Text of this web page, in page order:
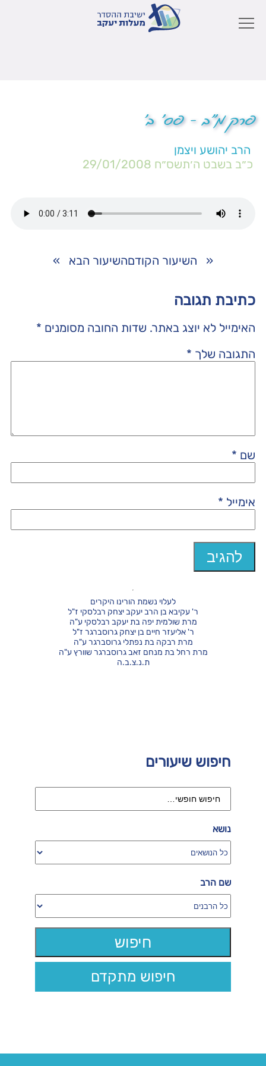
פרק מ"ב – פס' ב'
הרב יהושע ויצמן
כ״ב בשבט ה׳תשס״ח 29/01/2008
« השיעור הקודםהשיעור הבא »
כתיבת תגובה
האימייל לא יוצג באתר. שדות החובה מסומנים *
התגובה שלך *
שם *
אימייל *
חיפוש שיעורים
נושא
שם הרב
חיפוש מתקדם
לעלוי נשמת הורינו היקרים
ר' עקיבא בן הרב יעקב יצחק רבלסקי ז"ל
מרת שולמית יפה בת יעקב רבלסקי ע"ה
ר' אליעזר חיים בן יצחק גרוסברגר ז"ל
מרת רבקה בת נפתלי גרוסברגר ע"ה
מרת רחל בת מנחם זאב גרוסברגר שוורץ ע"ה
ת.נ.צ.ב.ה